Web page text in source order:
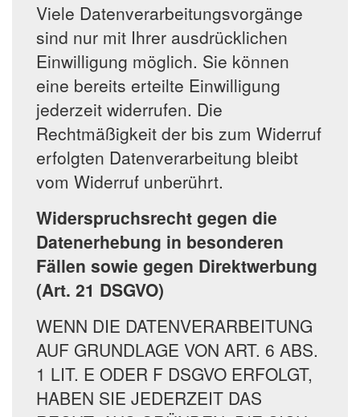
Viele Datenverarbeitungsvorgänge
sind nur mit Ihrer ausdrücklichen
Einwilligung möglich. Sie können
eine bereits erteilte Einwilligung
jederzeit widerrufen. Die
Rechtmäßigkeit der bis zum Widerruf
erfolgten Datenverarbeitung bleibt
vom Widerruf unberührt.
Widerspruchsrecht gegen die
Datenerhebung in besonderen
Fällen sowie gegen Direktwerbung
(Art. 21 DSGVO)
WENN DIE DATENVERARBEITUNG
AUF GRUNDLAGE VON ART. 6 ABS.
1 LIT. E ODER F DSGVO ERFOLGT,
HABEN SIE JEDERZEIT DAS